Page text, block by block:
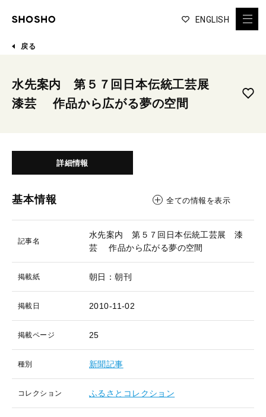
ENGLISH
戻る
水先案内 第５７回日本伝統工芸展
漆芸 作品から広がる夢の空間
詳細情報
基本情報 全ての情報を表示
記事名
水先案内 第５７回日本伝統工芸展 漆
芸 作品から広がる夢の空間
掲載紙 朝日：朝刊
掲載日 2010-11-02
掲載ページ 25
種別 新聞記事
コレクション ふるさとコレクション